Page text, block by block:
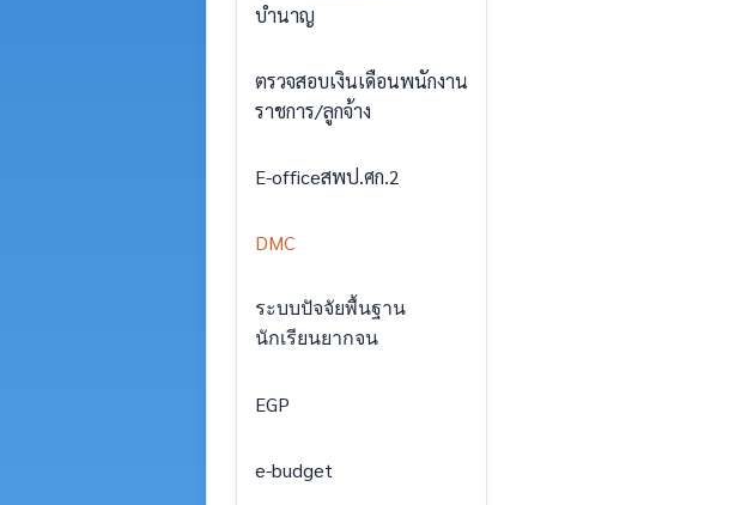
บำนาญ
ตรวจสอบเงินเดือนพนักงาน
ราชการ/ลูกจ้าง
E-officeสพป.ศก.2
DMC
ระบบปัจจัยพื้นฐาน
นักเรียนยากจน
EGP
e-budget